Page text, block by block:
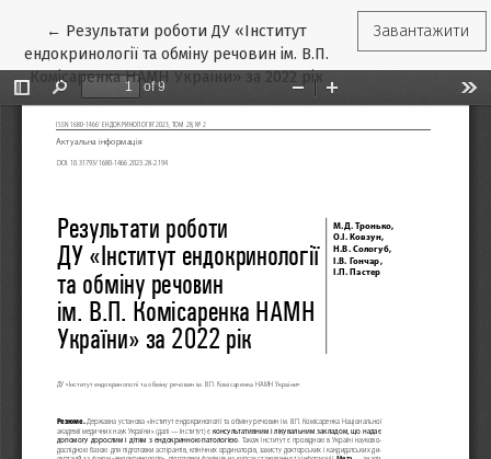
← Повернутися до подробиць статті
Результати роботи ДУ «Інститут
ендокринології та обміну речовин ім. В.П.
Комісаренка НАМН України» за 2022 рік
Завантажити